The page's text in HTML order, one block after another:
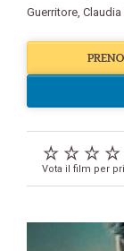
Guerritore, Claudia
Vota il film per